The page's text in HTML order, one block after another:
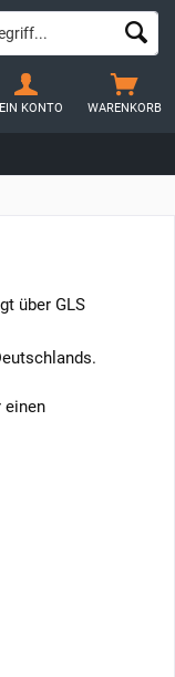
WARENKORB
KONTO
über GLS
einen